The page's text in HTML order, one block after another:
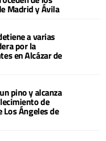
Madrid y Ávila
a varias
por la
en Alcázar de
pino y alcanza
de
Ángeles de